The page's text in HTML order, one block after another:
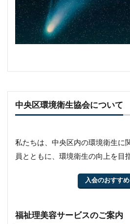
中央区環境衛生協会について
私たちは、中央区内の環境衛生に
員とともに、環境衛生の向上を目
入会のおすすめ
福祉理美容サービスのご案内